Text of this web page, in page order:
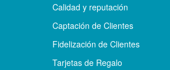
Calidad y reputación
Captación de Clientes
Fidelización de Clientes
Tarjetas de Regalo